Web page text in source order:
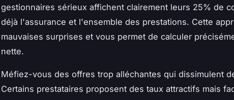
gestionnaires sérieux affichent clairement leurs 25% de
déjà l'assurance et l'ensemble des prestations. Cette
mauvaises surprises et vous permet de calculer
nette.
Méfiez-vous des offres trop alléchantes qui dissimulent
Certains prestataires proposent des taux attractifs mais